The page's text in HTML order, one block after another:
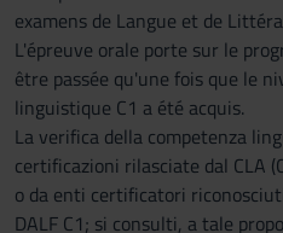
examens de Langue et de
L'épreuve orale porte sur le
être passée qu'une fois que le
linguistique C1 a été acquis.
La verifica della competenza
certificazioni rilasciate dal CLA
o da enti certificatori
DALF C1; si consulti, a tale